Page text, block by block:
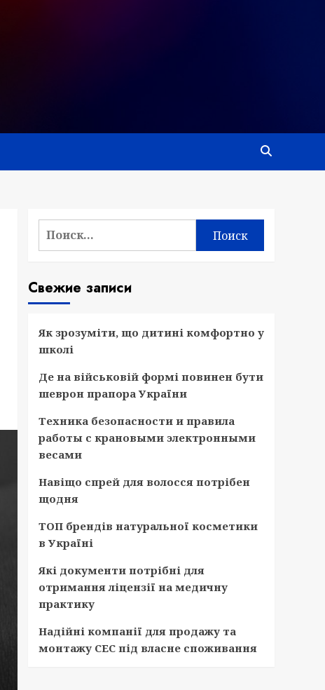
Найти:
Свежие записи
Як зрозуміти, що дитині комфортно у
школі
Де на військовій формі повинен бути
шеврон прапора України
Техника безопасности и правила
работы с крановыми электронными
весами
Навіщо спрей для волосся потрібен
щодня
ТОП брендів натуральної косметики
в Україні
Які документи потрібні для
отримання ліцензії на медичну
практику
Надійні компанії для продажу та
монтажу СЕС під власне споживання